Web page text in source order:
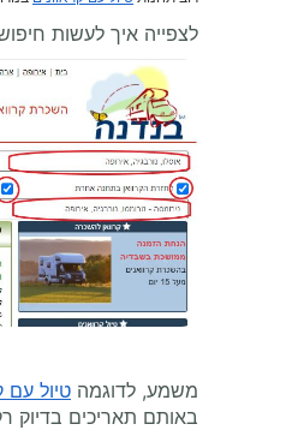
לצפייה איך לעשות
משמע, לדוגמה טיול עם
באותם תאריכים בדיוק